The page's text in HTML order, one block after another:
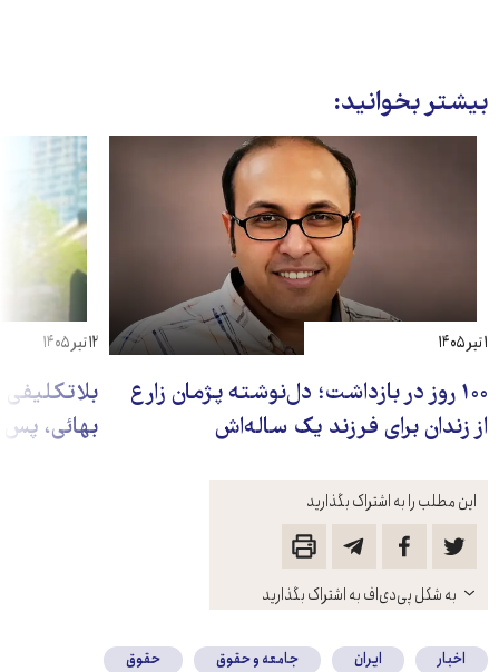
این مطلب را به اشتراک بگذارید
باز
کنید
به شکل پی‌دی‌اف به اشتراک بگذارید
بیشتر بخوانید:
۱۰۰ روز در بازداشت؛ دل‌نوشته پژمان زارع
از زندان برای فرزند یک‌ ساله‌اش
۱ تیر ۱۴۰۵
بلاتکلیفی
بهائی، پس از ۱۶۸ روز
۱۲ تیر ۱۴۰۵
اخبار ایران جامعه و حقوق
حقوق